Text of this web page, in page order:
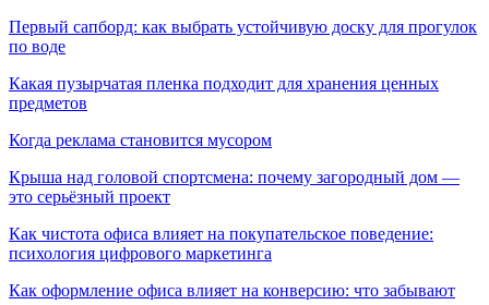
Первый сапборд: как выбрать устойчивую доску для прогулок
по воде
Какая пузырчатая пленка подходит для хранения ценных
предметов
Когда реклама становится мусором
Крыша над головой спортсмена: почему загородный дом —
это серьёзный проект
Как чистота офиса влияет на покупательское поведение:
психология цифрового маркетинга
Как оформление офиса влияет на конверсию: что забывают